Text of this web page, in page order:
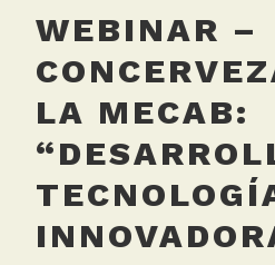
WEBINAR –
LA MECAB: